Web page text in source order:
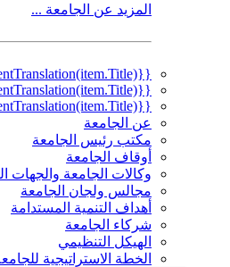
المزيد عن الجامعة ...
{{mmc.getCurrentTranslation(item.Title)}}
{{mmc.getCurrentTranslation(item.Title)}}
{{mmc.getCurrentTranslation(item.Title)}}
عن الجامعة
مكتب رئيس الجامعة
أوقاف الجامعة
وكالات الجامعة والجهات
مجالس ولجان الجامعة
أهداف التنمية المستدامة
شركاء الجامعة
الهيكل التنظيمي
الخطة الاستراتيجية